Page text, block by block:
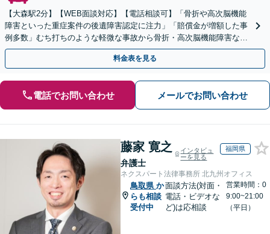
【大森駅2分】【WEB面談対応】【電話相談可】「骨折や高次脳機能
障害といった重症案件の後遺障害認定に注力」「賠償金が増額した事
例多数」むち打ちのような軽微な事故から骨折・高次脳機能障害など
の重症事故まで、事故の規模に関わらず対応いたします
料金表を見る
電話でお問い合わせ メールでお問い合わせ
藤家 寛之
弁護士
インタビュ
ーを見る
福岡県
ネクスパート法律事務所 北九州オフィス
鳥取県 か
らも相談
受付中
面談方法(対面・
電話・ビデオな
ど)は応相談
営業時間：0
9:00~21:00
（平日）